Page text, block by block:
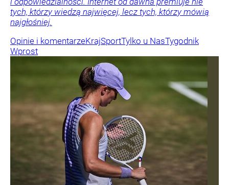
tych, którzy wiedzą najwięcej, lecz tych, którzy mówią
najgłośniej.
Opinie i komentarzeKrajSportTylko u NasTygodnik
Wprost